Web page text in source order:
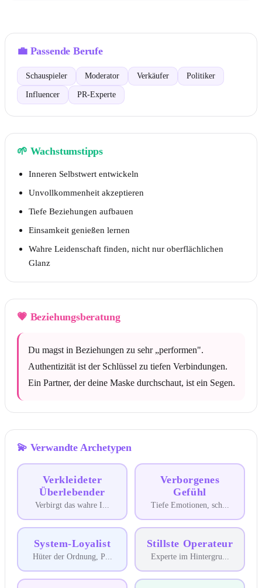
💼 Passende Berufe
Schauspieler Moderator Verkäufer Politiker
Influencer PR-Experte
🌱 Wachstumstipps
Inneren Selbstwert entwickeln
Unvollkommenheit akzeptieren
Tiefe Beziehungen aufbauen
Einsamkeit genießen lernen
Wahre Leidenschaft finden, nicht nur oberflächlichen
Glanz
💗 Beziehungsberatung
Du magst in Beziehungen zu sehr „performen".
Authentizität ist der Schlüssel zu tiefen Verbindungen.
Ein Partner, der deine Maske durchschaut, ist ein Segen.
💫 Verwandte Archetypen
Verkleideter
Überlebender
Verbirgt das wahre I
Verborgenes
Gefühl
Tiefe Emotionen, sch
System-Loyalist
Hüter der Ordnung, P
Stillste Operateur
Experte im Hintergru